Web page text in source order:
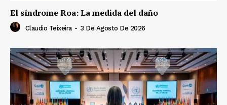
El síndrome Roa: La medida del daño
Claudio Teixeira - 3 De Agosto De 2026